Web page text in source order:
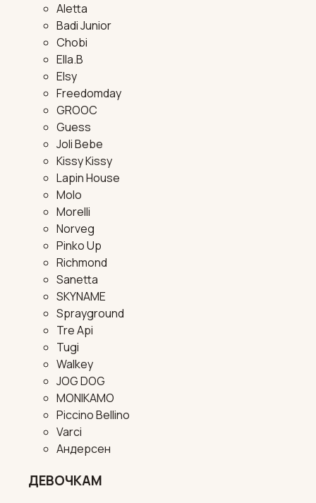
Aletta
Badi Junior
Chobi
Ella.B
Elsy
Freedomday
GROOC
Guess
Joli Bebe
Kissy Kissy
Lapin House
Molo
Morelli
Norveg
Pinko Up
Richmond
Sanetta
SKYNAME
Sprayground
Tre Api
Tugi
Walkey
JOG DOG
MONIKAMO
Piccino Bellino
Varci
Андерсен
ДЕВОЧКАМ